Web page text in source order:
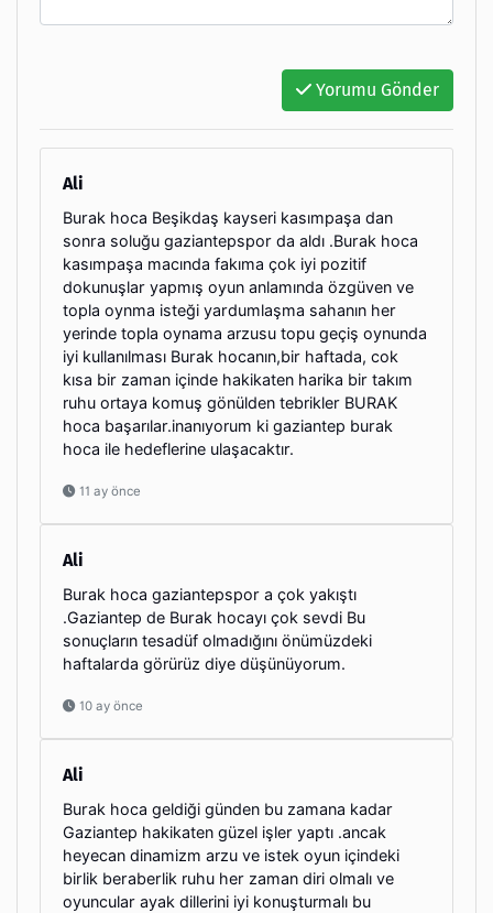
Yorumu Gönder
Ali
Burak hoca Beşikdaş kayseri kasımpaşa dan
sonra soluğu gaziantepspor da aldı .Burak hoca
kasımpaşa macında fakıma çok iyi pozitif
dokunuşlar yapmış oyun anlamında özgüven ve
topla oynma isteği yardumlaşma sahanın her
yerinde topla oynama arzusu topu geçiş oynunda
iyi kullanılması Burak hocanın,bir haftada, cok
kısa bir zaman içinde hakikaten harika bir takım
ruhu ortaya komuş gönülden tebrikler BURAK
hoca başarılar.inanıyorum ki gaziantep burak
hoca ile hedeflerine ulaşacaktır.
11 ay önce
Ali
Burak hoca gaziantepspor a çok yakıştı
.Gaziantep de Burak hocayı çok sevdi Bu
sonuçların tesadüf olmadığını önümüzdeki
haftalarda görürüz diye düşünüyorum.
10 ay önce
Ali
Burak hoca geldiği günden bu zamana kadar
Gaziantep hakikaten güzel işler yaptı .ancak
heyecan dinamizm arzu ve istek oyun içindeki
birlik beraberlik ruhu her zaman diri olmalı ve
oyuncular ayak dillerini iyi konuşturmalı bu